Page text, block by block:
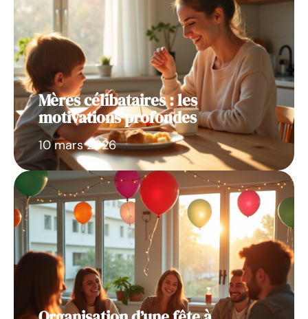
Mères célibataires : les
motivations profondes
10 mars 2026